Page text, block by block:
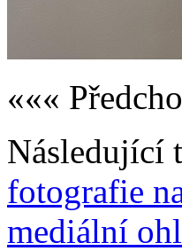
«««
Následující
fotografie
mediální